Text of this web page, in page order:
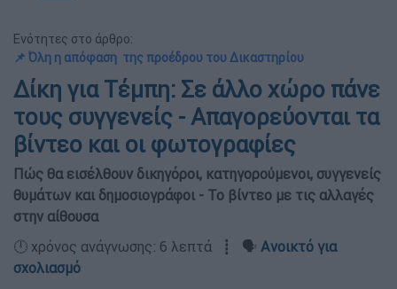
Ενότητες στο άρθρο:
📌 Όλη η απόφαση της προέδρου του Δικαστηρίου
Δίκη για Τέμπη: Σε άλλο χώρο πάνε
τους συγγενείς - Απαγορεύονται τα
βίντεο και οι φωτογραφίες
Πώς θα εισέλθουν δικηγόροι, κατηγορούμενοι, συγγενείς
θυμάτων και δημοσιογράφοι - Το βίντεο με τις αλλαγές
στην αίθουσα
🕛 χρόνος ανάγνωσης: 6 λεπτά ┋ 🗣️ Ανοικτό για
σχολιασμό